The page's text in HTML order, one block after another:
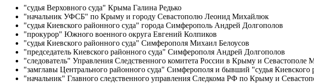
"судья Верховного суда" Крыма Галина Редько
"начальник УФСБ" по Крыму и городу Севастополю Леонид Михайлюк
"судья Киевского районного суда" города Симферополь Андрей Долгополов
"прокурор" Южного военного округа Евгений Колпиков
"судья Киевского районного суда" Симферополя Михаил Белоусов
"председатель Киевского районного суда" Симферополя Андрей Долгополов
"следователь" Управления Следственного комитета России в Крыму и Севастополе
"замглавы Центрального районного суда" Симферополя и бывший "судья
"начальник" Главного следственного управления Следкома РФ по Крыму и